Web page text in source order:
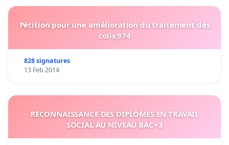
Pétition pour une amélioration du traitement des
colis 974
828 signatures
13 Feb 2014
RECONNAISSANCE DES DIPLÔMES EN TRAVAIL
SOCIAL AU NIVEAU BAC+3